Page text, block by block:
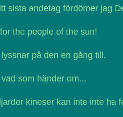
sista andetag fördömer jag
the people of the sun!
på den en gång till.
som händer om...
kineser kan inte inte ha